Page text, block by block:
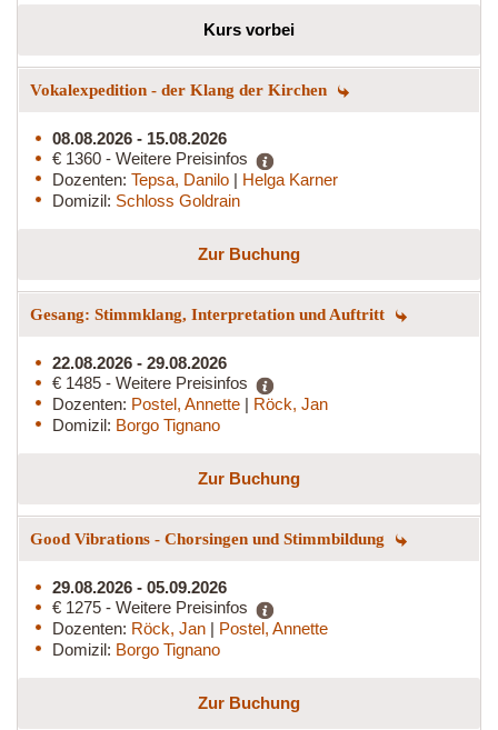
Kurs vorbei
Vokalexpedition - der Klang der Kirchen
08.08.2026 - 15.08.2026
€ 1360 - Weitere Preisinfos
Dozenten: Tepsa, Danilo | Helga Karner
Domizil: Schloss Goldrain
Zur Buchung
Gesang: Stimmklang, Interpretation und Auftritt
22.08.2026 - 29.08.2026
€ 1485 - Weitere Preisinfos
Dozenten: Postel, Annette | Röck, Jan
Domizil: Borgo Tignano
Zur Buchung
Good Vibrations - Chorsingen und Stimmbildung
29.08.2026 - 05.09.2026
€ 1275 - Weitere Preisinfos
Dozenten: Röck, Jan | Postel, Annette
Domizil: Borgo Tignano
Zur Buchung